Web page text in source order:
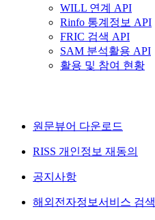
WILL 연계 API
Rinfo 통계정보 API
FRIC 검색 API
SAM 분석활용 API
활용 및 참여 현황
원문뷰어 다운로드
RISS 개인정보 재동의
공지사항
해외전자정보서비스 검색